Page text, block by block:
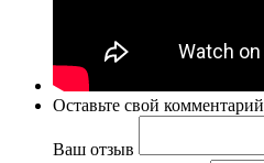
Оставьте свой комментарий
Ваш отзыв